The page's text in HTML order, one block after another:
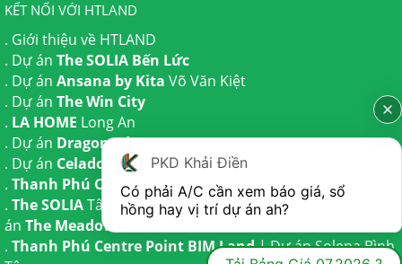
KẾT NỐI VỚI HTLAND
. Giới thiệu về HTLAND
. Dự án The SOLIA Bến Lức
. Dự án Ansana by Kita Võ Văn Kiệt
. Dự án The Win City
. LA HOME Long An
. Dự án Dragon Eden Long An
. Dự án Celadon City
Tân Phú
. Thanh Phú Centre PointBến Lức
. The SOLIATây Ninh | Dự ánThe AGULATrần Anh và Dự
án The Meadow
. Thanh Phú Centre Point BIM Land| Dự ánSolena Bình
PKD Khải Điền
Có phải A/C cần xem báo giá, sổ
hồng hay vị trí dự án ah?